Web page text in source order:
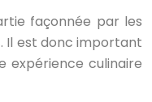
façonnée par les
Il est donc important
expérience culinaire